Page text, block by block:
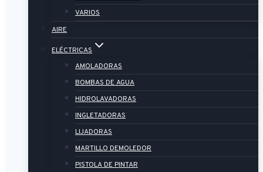
VARIOS
AIRE
ELÉCTRICAS
AMOLADORAS
BOMBAS DE AGUA
HIDROLAVADORAS
INGLETADORAS
LIJADORAS
MARTILLO DEMOLEDOR
PISTOLA DE PINTAR